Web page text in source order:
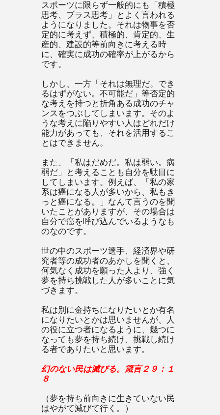
スポーツに限らず一般的にも「積極
思考、プラス思考」とよく言われる
ようになりました。それは物事を否
定的に考えず、積極的、肯定的、生
産的、建設的等前向きに考える時
に、確実に成功の確率が上がるから
です。
しかし、一方「それは無理だ。でき
るはずがない。不可能だ」等否定的
な考えを持つと折角ある成功のチャ
ンスをつぶしてしまいます。そのよ
うな考えに陥りやすい人はどれだけ
能力があっても、それを活用するこ
とはできません。
また、「私はだめだ。私は弱い。病
弱だ」と考えることも自分を駄目に
してしまいます。例えば、「私の家
系は癌になる人が多いから、私もき
っと癌になる。」なんて言うのを聞
いたことがありますが、その場合は
自分で癌を呼び込んでいるようなも
のなのです。
世の中のスポーツ選手、経済界や研
究者等の成功者のあかしを聞くと、
何気なく成功を願った人より、強く
夢を持ち挑戦した人が多いことに気
づきます。
私は別に金持ちになりたいとか有名
になりたいとかは思いませんが、人
の役に立つ者になるように、幾つに
なっても夢を持ち続け、挑戦し続け
る者でありたいと思います。
幻のない民は滅びる。箴言２９：１
８
（夢を持ち前向きに生きていない民
はやがて滅びて行く。）